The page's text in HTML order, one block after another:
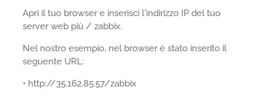
Apri il tuo browser e inserisci l'indirizzo IP del tuo
server web più / zabbix.
Nel nostro esempio, nel browser è stato inserito il
seguente URL:
• http://35.162.85.57/zabbix